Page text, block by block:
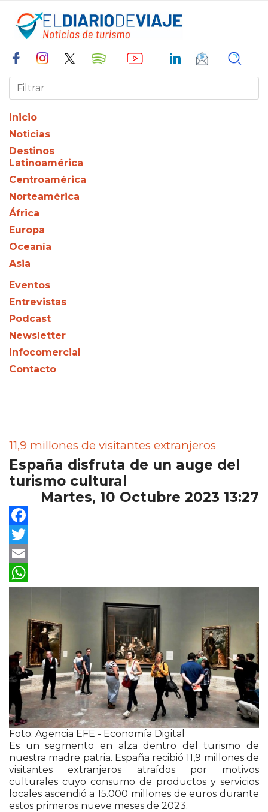
Inicio
Noticias
Destinos
Latinoamérica
Centroamérica
Norteamérica
África
Europa
Oceanía
Asia
Eventos
Entrevistas
Podcast
Newsletter
Infocomercial
Contacto
11,9 millones de visitantes extranjeros
España disfruta de un auge del
turismo cultural
Martes, 10 Octubre 2023 13:27
Facebook
Twitter
Email
WhatsApp
Foto: Agencia EFE - Economía Digital
Es un segmento en alza dentro del turismo de
nuestra madre patria. España recibió 11,9 millones de
visitantes extranjeros atraídos por motivos
culturales cuyo consumo de productos y servicios
locales ascendió a 15.000 millones de euros durante
estos primeros nueve meses de 2023.